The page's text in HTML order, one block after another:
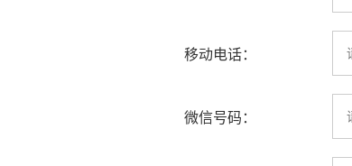
移动电话：
微信号码：